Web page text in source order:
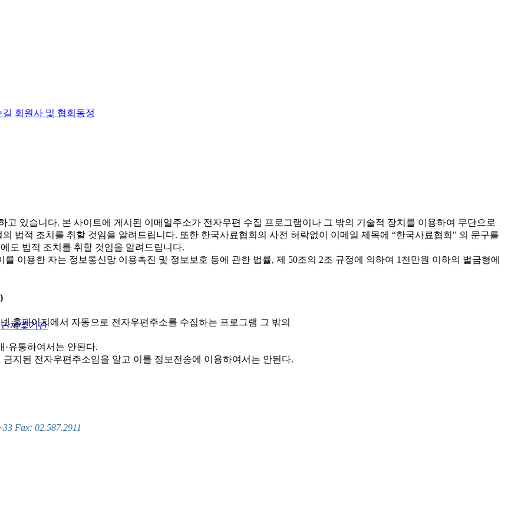
길 회원사 및 협회동정
체및기관
있습니다. 본 사이트에 게시된 이메일주소가 전자우편 수집 프로그램이나 그 밖의 기술적 장치를 이용하여 무단으로
법적 조치를 취할 것임을 알려드립니다. 또한 한국사료협회의 사전 허락없이 이메일 제목에 “한국사료협회" 의 문구를
도 법적 조치를 취할 것임을 알려드립니다.
이용한 자는 정보통신망 이용촉진 및 정보보호 등에 관한 법률, 제 50조의 2조 규정에 의하여 1천만원 이하의 벌금형에
홈페이지에서 자동으로 전자우편주소를 수집하는 프로그램 그 밖의
유통하여서는 안된다.
지된 전자우편주소임을 알고 이를 정보전송에 이용하여서는 안된다.
Fax: 02.587.2911